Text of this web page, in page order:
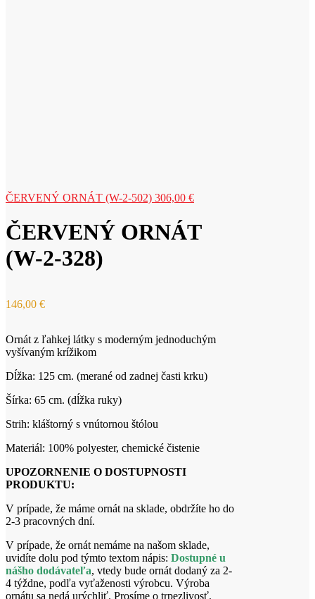
ČERVENÝ ORNÁT (W-2-502) 306,00 €
ČERVENÝ ORNÁT
(W-2-328)
146,00 €
Ornát z ľahkej látky s moderným jednoduchým
vyšívaným krížikom
Dĺžka: 125 cm. (merané od zadnej časti krku)
Šírka: 65 cm. (dĺžka ruky)
Strih: kláštorný s vnútornou štólou
Materiál: 100% polyester, chemické čistenie
UPOZORNENIE O DOSTUPNOSTI
PRODUKTU:
V prípade, že máme ornát na sklade, obdržíte ho do
2-3 pracovných dní.
V prípade, že ornát nemáme na našom sklade,
uvidíte dolu pod týmto textom nápis: Dostupné u
nášho dodávateľa, vtedy bude ornát dodaný za 2-
4 týždne, podľa vyťaženosti výrobcu. Výroba
ornátu sa nedá urýchliť. Prosíme o trpezlivosť.